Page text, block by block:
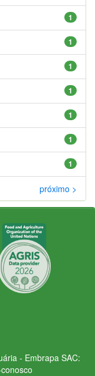
1
1
1
1
1
1
1
próximo >
- Embrapa SAC: